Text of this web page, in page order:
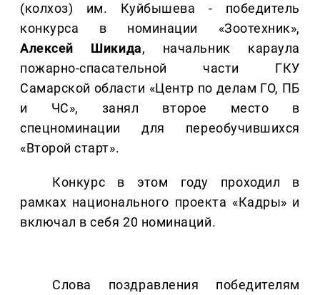
(колхоз) им. Куйбышева - победитель
конкурса в номинации «Зоотехник»,
Алексей Шикида, начальник караула
пожарно-спасательной части ГКУ
Самарской области «Центр по делам ГО, ПБ
и ЧС», занял второе место в
спецноминации для переобучившихся
«Второй старт».
Конкурс в этом году проходил в
рамках национального проекта «Кадры» и
включал в себя 20 номинаций.
Слова поздравления победителям